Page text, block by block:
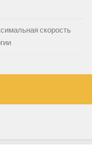
скорость